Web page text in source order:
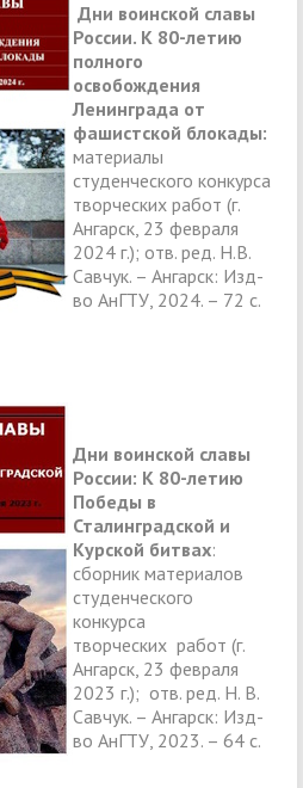
Дни воинской славы
России. К 80-летию
полного
освобождения
Ленинграда от
фашистской блокады:
материалы
студенческого конкурса
творческих работ (г.
Ангарск, 23 февраля
2024 г.); отв. ред. Н.В.
Савчук. – Ангарск: Изд-
во АнГТУ, 2024. – 72 с.
Дни воинской славы
России: К 80-летию
Победы в
Сталинградской и
Курской битвах:
сборник материалов
студенческого
конкурса
творческих работ (г.
Ангарск, 23 февраля
2023 г.); отв. ред. Н. В.
Савчук. – Ангарск: Изд-
во АнГТУ, 2023. – 64 с.